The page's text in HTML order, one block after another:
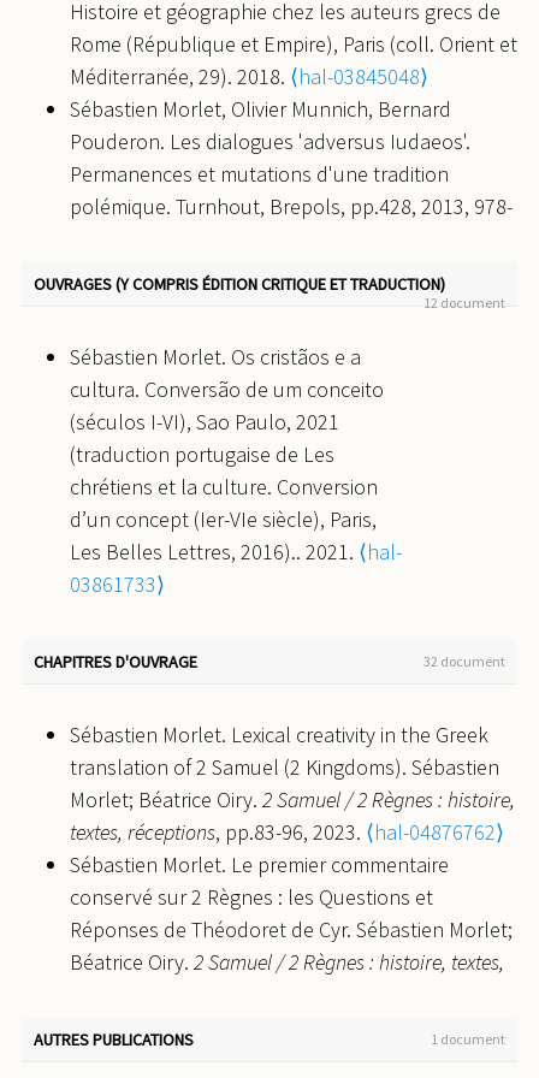
15-32..Les études philosophiques, 2020.⟨halshs-
03761455⟩
Sébastien Morlet. « Ἦταν ἡ Ὕστερη Ἁρχαιότητα
ἐποχή σκοταδισμοῦ », Deltio Biblikōn Meletōn
33.1, 2018, p. 7-23..Deltio biblikon meleton, 2018.
⟨hal-03861759⟩
Sébastien Morlet. « Les critiques philosophiques
l’Antiquité: essai de synthèse », SZRKG, 112, 2018,
Schweizerische Zeitschrift für Religions-
und Kulturgeschichte/ Revue suisse d'Histoire
Religieuse et Culturelle, 2018.⟨hal-03861763⟩
Sébastien Morlet. « Eusèbe le grammairien. Note
sur les Questions évangéliques (À Marinos, 2) et
une scholie sur Pindare », Studia patristica, 95,
2017, p. 43-50..Studia Patristica, 2017.
03861754⟩
Histoire et géographie chez les auteurs grecs de
Rome (République et Empire), Paris (coll. Orient et
Méditerranée, 29). 2018. ⟨hal-03845048⟩
Sébastien Morlet, Olivier Munnich, Bernard
Pouderon. Les dialogues 'adversus Iudaeos'.
Permanences et mutations d'une tradition
polémique. Turnhout, Brepols, pp.428, 2013, 978-
OUVRAGES (Y COMPRIS ÉDITION CRITIQUE ET TRADUCTION)
12 document
Sébastien Morlet. Os cristãos e a
cultura. Conversão de um conceito
(séculos I-VI), Sao Paulo, 2021
(traduction portugaise de Les
chrétiens et la culture. Conversion
d’un concept (Ier-VIe siècle), Paris,
Les Belles Lettres, 2016).. 2021. ⟨hal-
03861733⟩
littérature grecque chrétienne des
Constantinople, la Grèce et l’Asie
mineure.Belles Lettres , 69, 2021,
L'Âne d'or, 9782251451237.⟨halshs-
03257740⟩
Sébastien Morlet, Olivier Munnich. Les
études philoniennes. Regards sur
cinquante ans de recherche, Leiden,
2021. 2021.⟨hal-03861749⟩
Agnès Ouzounian, Sydney Hervé
CHAPITRES D'OUVRAGE 32 document
Sébastien Morlet. Lexical creativity in the Greek
translation of 2 Samuel (2 Kingdoms). Sébastien
Morlet; Béatrice Oiry. 2 Samuel / 2 Règnes : histoire,
textes, réceptions, pp.83-96, 2023. ⟨hal-04876762⟩
Sébastien Morlet. Le premier commentaire
conservé sur 2 Règnes : les Questions et
Réponses de Théodoret de Cyr. Sébastien Morlet;
Béatrice Oiry. 2 Samuel / 2 Règnes : histoire, textes,
Sébastien Morlet. « De quelques polémiques
AUTRES PUBLICATIONS 1 document